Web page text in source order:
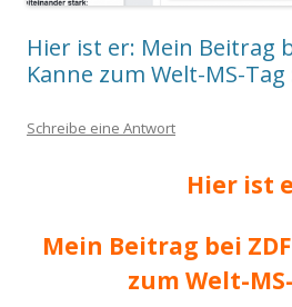
Hier ist er: Mein Beitrag
Kanne zum Welt-MS-Tag
Schreibe eine Antwort
Hier ist
Mein Beitrag bei
zum Welt-